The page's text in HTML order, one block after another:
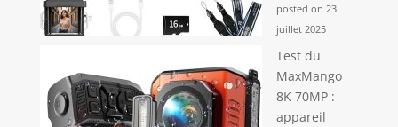
posted on 23
juillet 2025
Test du
MaxMango
8K 70MP :
appareil